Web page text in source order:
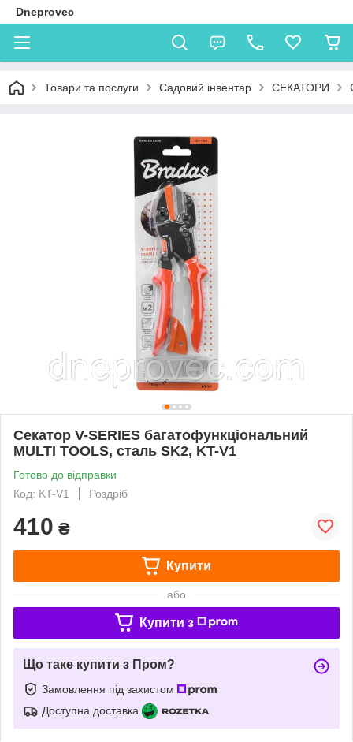
Dneprovec
Товари та послуги Садовий інвентар СЕКАТОРИ
Секатор V-SERIES багатофункціональний
MULTI TOOLS, сталь SK2, KT-V1
Готово до відправки
Код: KT-V1
Роздріб
410 ₴
Купити
або
Купити з
Що таке купити з Пром?
Замовлення під захистом
Доступна доставка